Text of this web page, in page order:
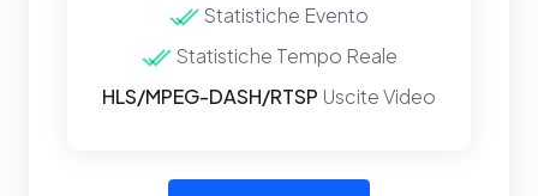
Statistiche Evento
Statistiche Tempo Reale
HLS/MPEG-DASH/RTSP Uscite Video